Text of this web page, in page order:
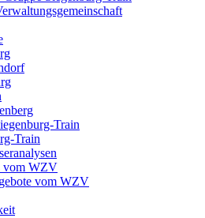
Train
Train
vom WZV
vom WZV